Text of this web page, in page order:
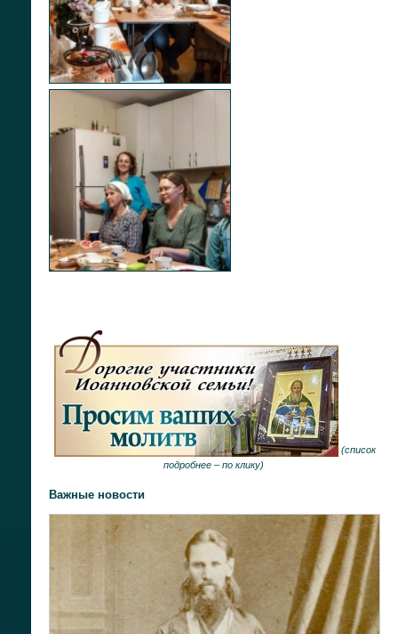
(список
подробнее – по клику)
Важные новости